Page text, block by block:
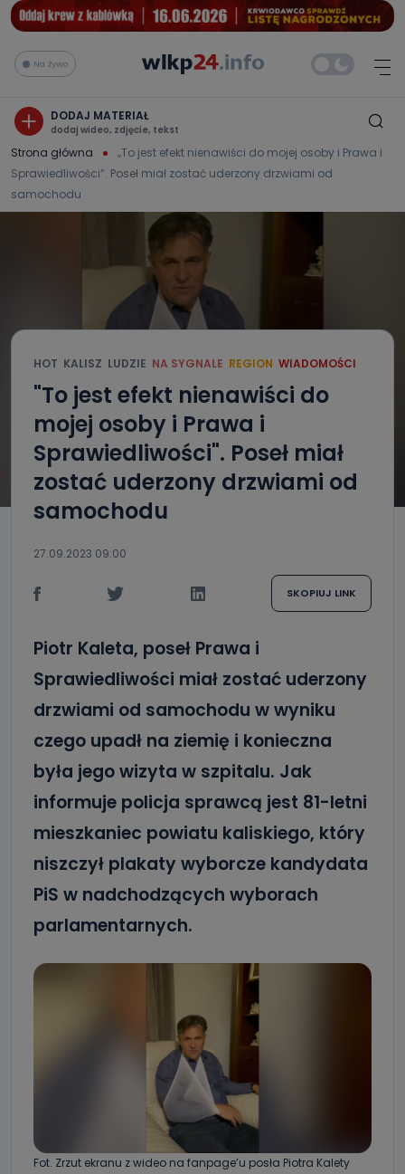
Na żywo
DODAJ MATERIAŁ
dodaj wideo, zdjęcie, tekst
Strona główna
„To jest efekt nienawiści do mojej osoby i Prawa i
Sprawiedliwości”. Poseł miał zostać uderzony drzwiami od
samochodu
HOT KALISZ LUDZIE NA SYGNALE REGION WIADOMOŚCI
"To jest efekt nienawiści do
mojej osoby i Prawa i
Sprawiedliwości". Poseł miał
zostać uderzony drzwiami od
samochodu
27.09.2023 09:00
SKOPIUJ LINK
Piotr Kaleta, poseł Prawa i
Sprawiedliwości miał zostać uderzony
drzwiami od samochodu w wyniku
czego upadł na ziemię i konieczna
była jego wizyta w szpitalu. Jak
informuje policja sprawcą jest 81-letni
mieszkaniec powiatu kaliskiego, który
niszczył plakaty wyborcze kandydata
PiS w nadchodzących wyborach
parlamentarnych.
Fot. Zrzut ekranu z wideo na fanpage’u posła Piotra Kalety